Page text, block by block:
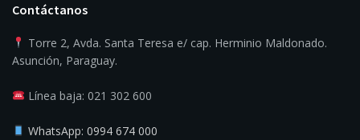
Contáctanos
Torre 2, Avda. Santa Teresa e/ cap. Herminio Maldonado.
Asunción, Paraguay.
Línea baja: 021 302 600
WhatsApp: 0994 674 000